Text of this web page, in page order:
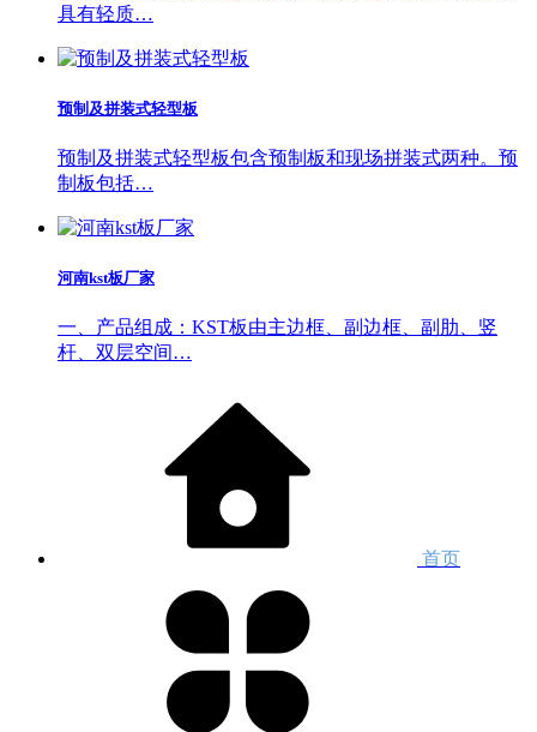
具有轻质…
预制及拼装式轻型板
预制及拼装式轻型板包含预制板和现场拼装式两种。预
制板包括…
河南kst板厂家
一、产品组成：KST板由主边框、副边框、副肋、竖
杆、双层空间…
首页